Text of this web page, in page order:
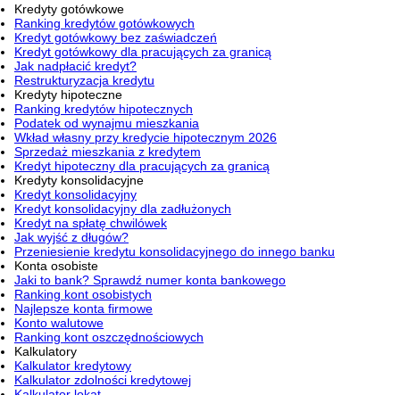
Kredyty gotówkowe
Ranking kredytów gotówkowych
Kredyt gotówkowy bez zaświadczeń
Kredyt gotówkowy dla pracujących za granicą
Jak nadpłacić kredyt?
Restrukturyzacja kredytu
Kredyty hipoteczne
Ranking kredytów hipotecznych
Podatek od wynajmu mieszkania
Wkład własny przy kredycie hipotecznym 2026
Sprzedaż mieszkania z kredytem
Kredyt hipoteczny dla pracujących za granicą
Kredyty konsolidacyjne
Kredyt konsolidacyjny
Kredyt konsolidacyjny dla zadłużonych
Kredyt na spłatę chwilówek
Jak wyjść z długów?
Przeniesienie kredytu konsolidacyjnego do innego banku
Konta osobiste
Jaki to bank? Sprawdź numer konta bankowego
Ranking kont osobistych
Najlepsze konta firmowe
Konto walutowe
Ranking kont oszczędnościowych
Kalkulatory
Kalkulator kredytowy
Kalkulator zdolności kredytowej